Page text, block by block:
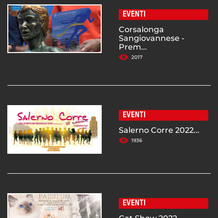
EVENTI
Corsalonga
Sangiovannese -
Prem...
2017
EVENTI
Salerno Corre 2022...
1936
EVENTI